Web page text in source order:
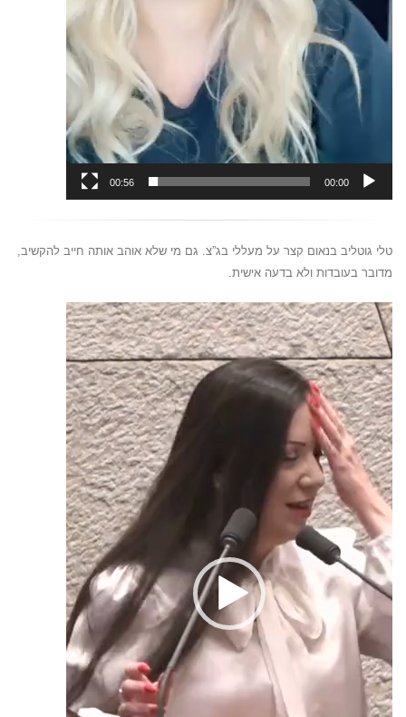
00:00
00:56
טלי גוטליב בנאום קצר על מעללי בג”צ. גם מי שלא אוהב אותה חייב להקשיב,
מדובר בעובדות ולא בדעה אישית.
נגן
וידאו